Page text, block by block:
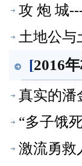
攻 炮 城
土地公与
[2016
真实的潘
“多子饿
激流勇救